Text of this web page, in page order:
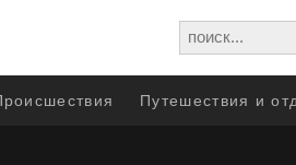
Путешествия и